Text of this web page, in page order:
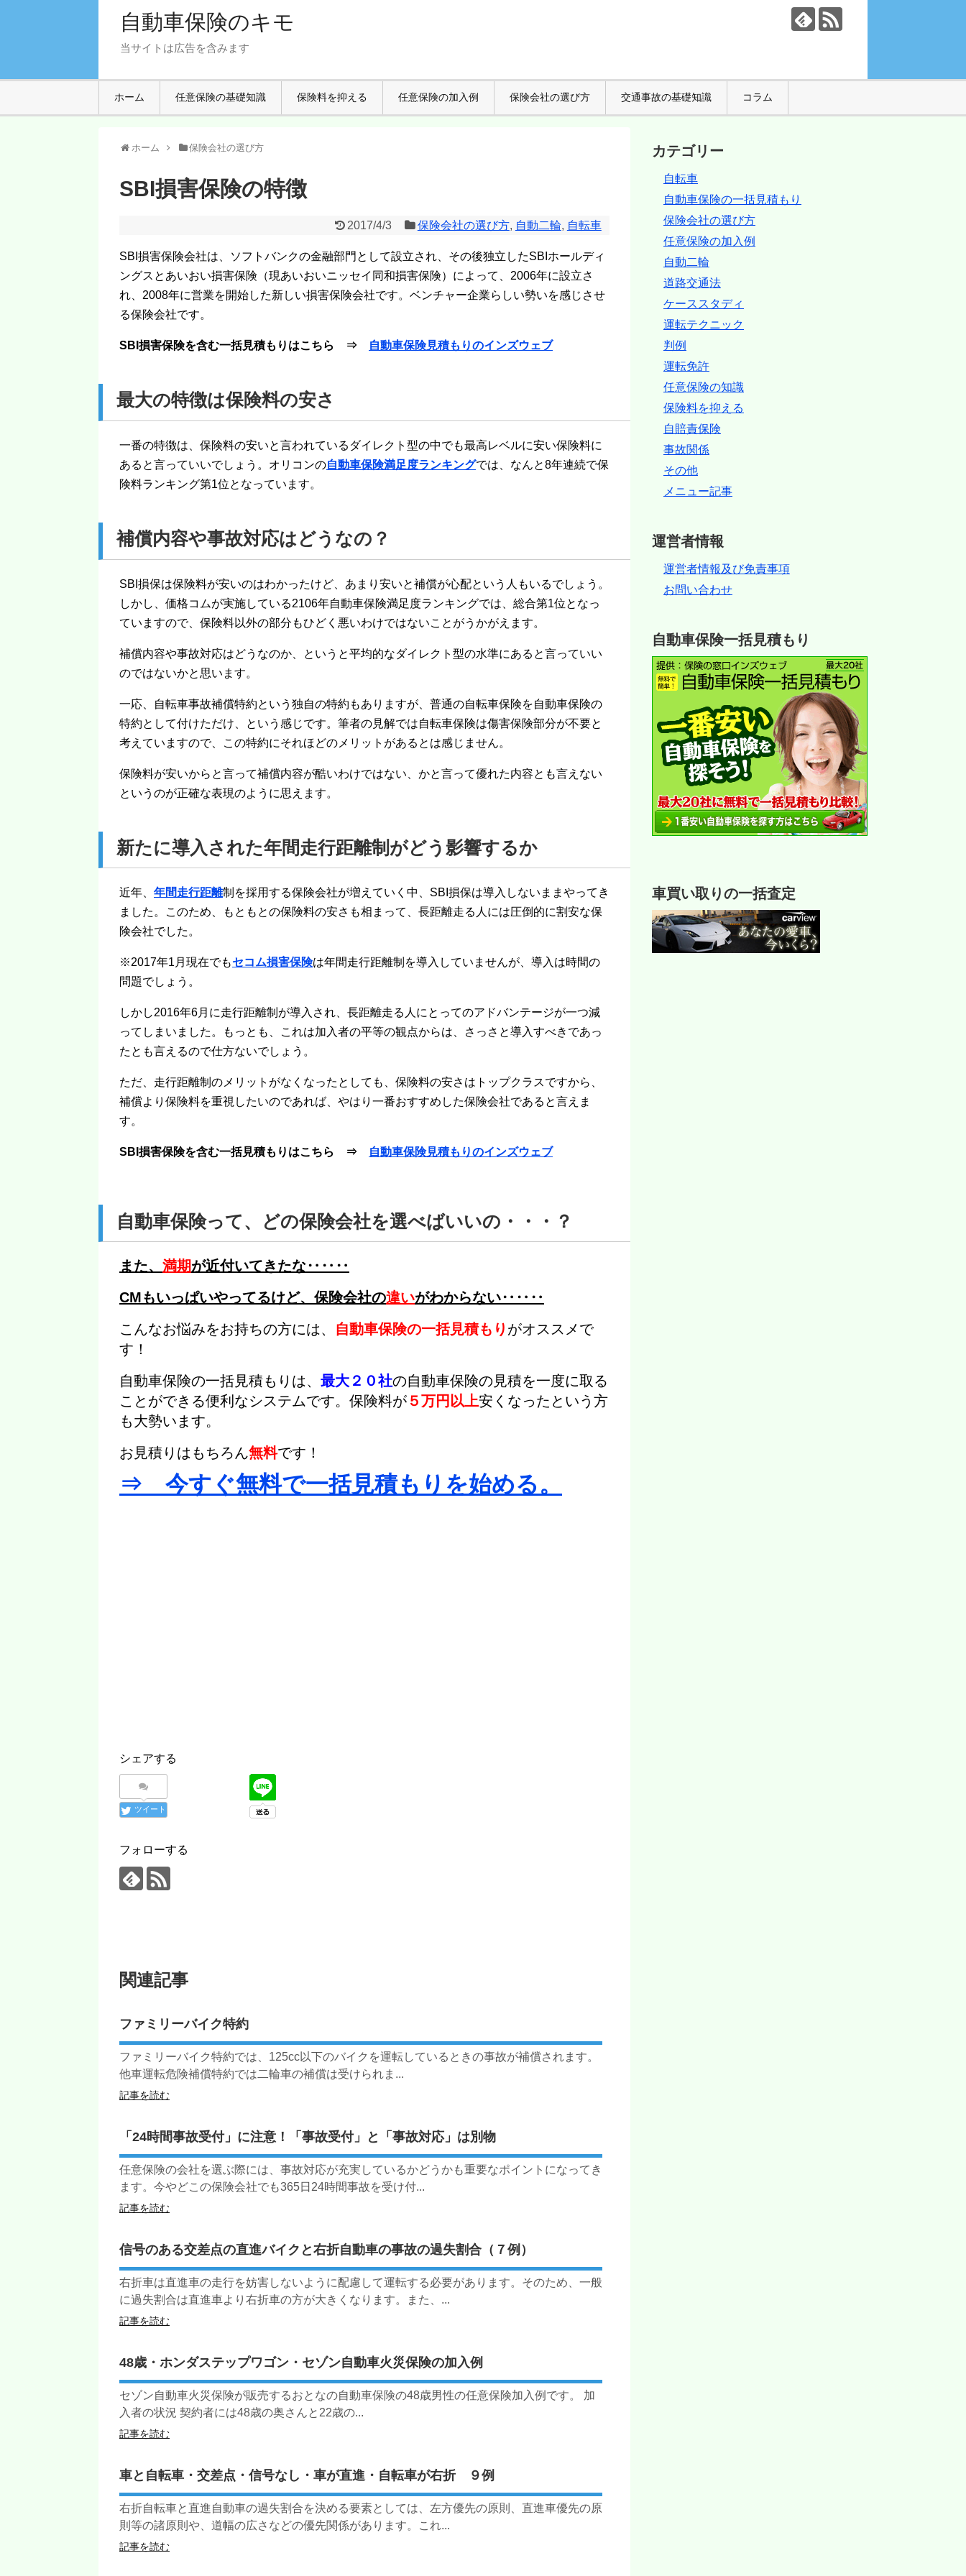
自動車保険のキモ
当サイトは広告を含みます
ホーム 任意保険の基礎知識 保険料を抑える 任意保険の加入例 保険会社の選び方 交通事故の基礎知識 コラム
ホーム 保険会社の選び方
SBI損害保険の特徴
2017/4/3 保険会社の選び方, 自動二輪, 自転車
SBI損害保険会社は、ソフトバンクの金融部門として設立され、その後独立したSBIホールディ
ングスとあいおい損害保険（現あいおいニッセイ同和損害保険）によって、2006年に設立さ
れ、2008年に営業を開始した新しい損害保険会社です。ベンチャー企業らしい勢いを感じさせ
る保険会社です。
SBI損害保険を含む一括見積もりはこちら ⇒ 自動車保険見積もりのインズウェブ
最大の特徴は保険料の安さ
一番の特徴は、保険料の安いと言われているダイレクト型の中でも最高レベルに安い保険料に
あると言っていいでしょう。オリコンの自動車保険満足度ランキングでは、なんと8年連続で保
険料ランキング第1位となっています。
補償内容や事故対応はどうなの？
SBI損保は保険料が安いのはわかったけど、あまり安いと補償が心配という人もいるでしょう。
しかし、価格コムが実施している2106年自動車保険満足度ランキングでは、総合第1位となっ
ていますので、保険料以外の部分もひどく悪いわけではないことがうかがえます。
補償内容や事故対応はどうなのか、というと平均的なダイレクト型の水準にあると言っていい
のではないかと思います。
一応、自転車事故補償特約という独自の特約もありますが、普通の自転車保険を自動車保険の
特約として付けただけ、という感じです。筆者の見解では自転車保険は傷害保険部分が不要と
考えていますので、この特約にそれほどのメリットがあるとは感じません。
保険料が安いからと言って補償内容が酷いわけではない、かと言って優れた内容とも言えない
というのが正確な表現のように思えます。
新たに導入された年間走行距離制がどう影響するか
近年、 年間走行距離制を採用する保険会社が増えていく中、SBI損保は導入しないままやってき
ました。このため、もともとの保険料の安さも相まって、長距離走る人には圧倒的に割安な保
険会社でした。
※2017年1月現在でもセコム損害保険は年間走行距離制を導入していませんが、導入は時間の
問題でしょう。
しかし2016年6月に走行距離制が導入され、長距離走る人にとってのアドバンテージが一つ減
ってしまいました。もっとも、これは加入者の平等の観点からは、さっさと導入すべきであっ
たとも言えるので仕方ないでしょう。
ただ、走行距離制のメリットがなくなったとしても、保険料の安さはトップクラスですから、
補償より保険料を重視したいのであれば、やはり一番おすすめした保険会社であると言えま
す。
SBI損害保険を含む一括見積もりはこちら ⇒ 自動車保険見積もりのインズウェブ
自動車保険って、どの保険会社を選べばいいの・・・？
また、 満期が近付いてきたな‥‥‥
CMもいっぱいやってるけど、保険会社の違いがわからない‥‥‥
こんなお悩みをお持ちの方には、 自動車保険の一括見積もり がオススメで
す！
自動車保険の一括見積もりは、 最大２０社の自動車保険の見積を一度に取る
ことができる便利なシステムです。 保険料が ５万円以上安くなった という方
も大勢います。
お見積りはもちろん無料です！
⇒ 今すぐ無料で一括見積もりを始める。
シェアする
ツイート
フォローする
関連記事
ファミリーバイク特約
ファミリーバイク特約では、125cc以下のバイクを運転しているときの事故が補償されます。
他車運転危険補償特約では二輪車の補償は受けられま...
記事を読む
「24時間事故受付」に注意！「事故受付」と「事故対応」は別物
任意保険の会社を選ぶ際には、事故対応が充実しているかどうかも重要なポイントになってき
ます。今やどこの保険会社でも365日24時間事故を受け付...
記事を読む
信号のある交差点の直進バイクと右折自動車の事故の過失割合（７例）
右折車は直進車の走行を妨害しないように配慮して運転する必要があります。そのため、一般
に過失割合は直進車より右折車の方が大きくなります。また、...
記事を読む
48歳・ホンダステップワゴン・セゾン自動車火災保険の加入例
セゾン自動車火災保険が販売するおとなの自動車保険の48歳男性の任意保険加入例です。 加
入者の状況 契約者には48歳の奥さんと22歳の...
記事を読む
車と自転車・交差点・信号なし・車が直進・自転車が右折 ９例
右折自転車と直進自動車の過失割合を決める要素としては、左方優先の原則、直進車優先の原
則等の諸原則や、道幅の広さなどの優先関係があります。これ...
記事を読む
カテゴリー
自転車
自動車保険の一括見積もり
保険会社の選び方
任意保険の加入例
自動二輪
道路交通法
ケーススタディ
運転テクニック
判例
運転免許
任意保険の知識
保険料を抑える
自賠責保険
事故関係
その他
メニュー記事
運営者情報
運営者情報及び免責事項
お問い合わせ
自動車保険一括見積もり
車買い取りの一括査定